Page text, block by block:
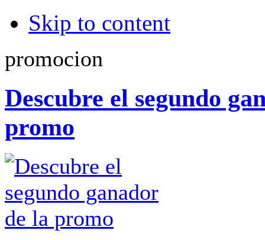
Skip to content
promocion
Descubre el segundo
promo